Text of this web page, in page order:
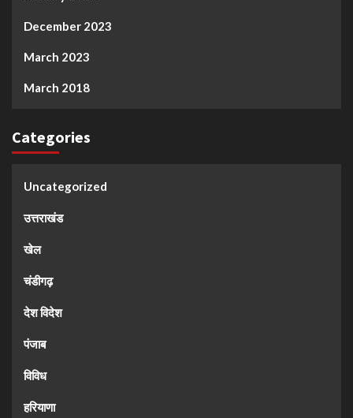
December 2023
March 2023
March 2018
Categories
Uncategorized
उत्तराखंड
खेल
चंडीगढ़
देश विदेश
पंजाब
विविध
हरियाणा